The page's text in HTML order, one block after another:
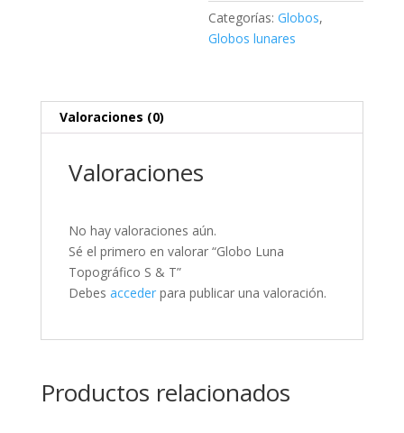
Categorías:Globos,
Globos lunares
Valoraciones (0)
Valoraciones
No hay valoraciones aún.
Sé el primero en valorar “Globo Luna
Topográfico S & T”
Debes accederpara publicar una valoración.
Productos relacionados